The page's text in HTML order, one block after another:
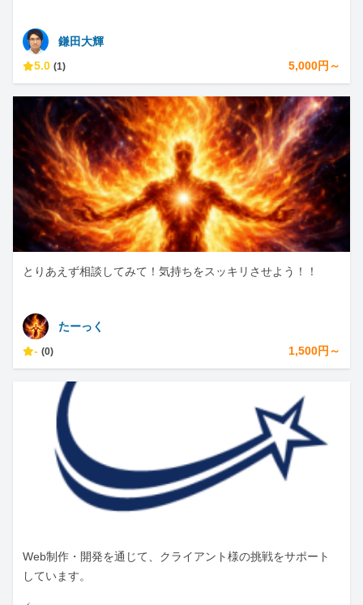
鎌田大輝
5.0 (1) 5,000円～
とりあえず相談してみて！気持ちをスッキリさせよう！！
たーっく
- (0) 1,500円～
Web制作・開発を通じて、クライアント様の挑戦をサポート
しています。